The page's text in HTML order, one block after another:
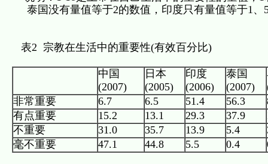
泰国没有量值等于2的数值，印度只有量值等于1、
表2 宗教在生活中的重要性(有效百分比)
中国
(2007)
日本
(2005)
印度
(2006)
泰国
(2007)
非常重要
6.7 6.5 51.4 56.3
有点重要
15.2 13.1 29.3 37.9
不重要
31.0 35.7 13.9 5.4
毫不重要
47.1 44.8 5.5 0.4